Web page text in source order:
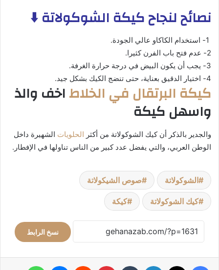
نصائح لنجاح كيكة الشوكولاتة ⬇️
2- عدم فتح باب الفرن كثيرا.
3- يجب أن يكون البيض في درجة حرارة الغرفة.
4- اختيار الدقيق بعناية، حتى تنضج الكيك بشكل جيد.
كيكة البرتقال في الخلاطاخف والذ
واسهل كيكة
والجدير بالذكر أن كيك الشوكولاتة من أكثر الحلويات الشهيرة داخل
الوطن العربي، والتي يفضل عدد كبير من الناس تناولها في الإفطار.
الشوكولاتة صوص الشيكولاتة
كيك الشوكولاتة كيكة
نسخ الرابط
فيسبوك لينكدإن بينتيريست ماسنجر